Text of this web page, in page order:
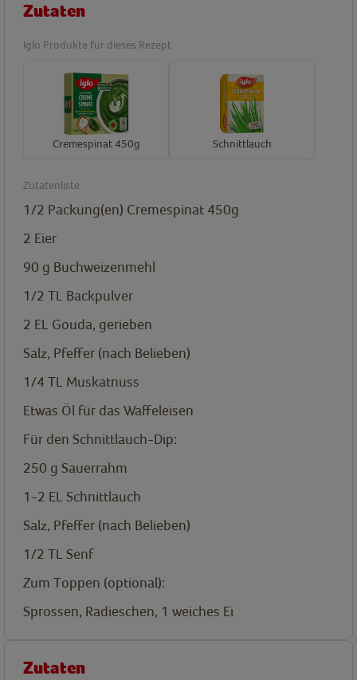
Zutaten
Iglo Produkte für dieses Rezept
Cremespinat 450g Schnittlauch
Zutatenliste
1/2 Packung(en) Cremespinat 450g
2 Eier
90 g Buchweizenmehl
1/2 TL Backpulver
2 EL Gouda, gerieben
Salz, Pfeffer (nach Belieben)
1/4 TL Muskatnuss
Etwas Öl für das Waffeleisen
Für den Schnittlauch-Dip:
250 g Sauerrahm
1-2 EL Schnittlauch
Salz, Pfeffer (nach Belieben)
1/2 TL Senf
Zum Toppen (optional):
Sprossen, Radieschen, 1 weiches Ei
Zutaten